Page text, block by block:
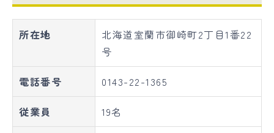
所在地
北海道室蘭市御崎町2丁目1番22
号
電話番号 0143-22-1365
従業員 19名